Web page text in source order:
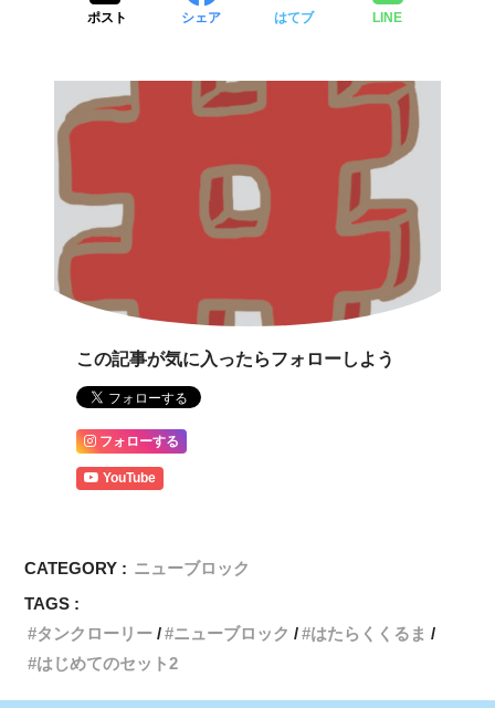
ポスト シェア はてブ LINE
この記事が気に入ったらフォローしよう
フォローする
YouTube
CATEGORY : ニューブロック
TAGS :
タンクローリー
ニューブロック
はたらくくるま
はじめてのセット2